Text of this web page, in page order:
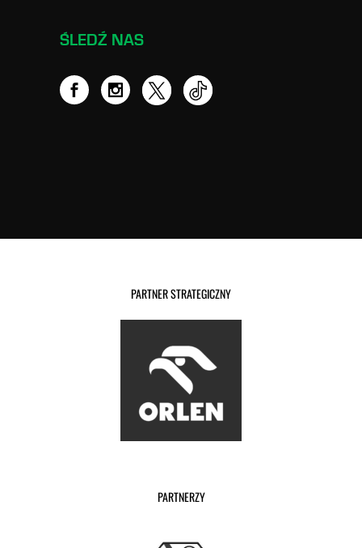
ŚLEDŹ NAS
PARTNER STRATEGICZNY
PARTNERZY